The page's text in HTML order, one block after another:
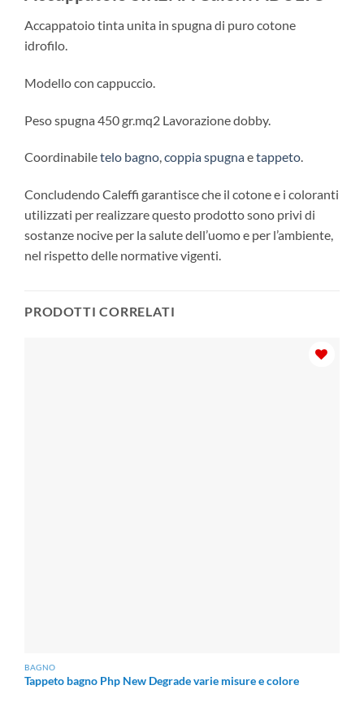
Accappatoio tinta unita in spugna di puro cotone
idrofilo.
Modello con cappuccio.
Peso spugna 450 gr.mq2 Lavorazione dobby.
Coordinabiletelo bagno,coppia spugnaetappeto.
Concludendo Caleffi garantisce che il cotone e i coloranti
utilizzati per realizzare questo prodotto sono privi di
sostanze nocive per la salute dell’uomo e per l’ambiente,
nel rispetto delle normative vigenti.
PRODOTTI CORRELATI
BAGNO
Tappeto bagno Php New Degrade varie misure e colore